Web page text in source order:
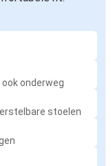
onderweg
stoelen